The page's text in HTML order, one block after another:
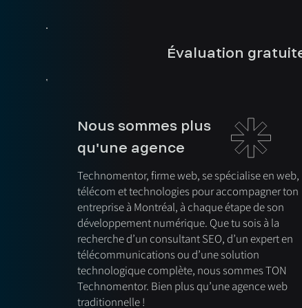
Évaluation
Nous sommes plus
qu'une agence
Technomentor, firme web, se spécialise en web,
télécom et technologies pour accompagner ton
entreprise à Montréal, à chaque étape de son
développement numérique. Que tu sois à la
recherche d’un consultant SEO, d’un expert en
télécommunications ou d’une solution
technologique complète, nous sommes TON
Technomentor. Bien plus qu’une agence web
traditionnelle !